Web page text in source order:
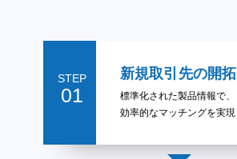
STEP
01
新規取引先の開拓
標準化された製品情報で、
効率的なマッチングを実現